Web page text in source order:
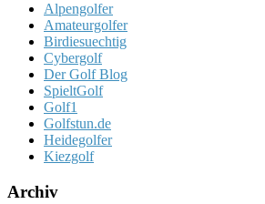
Alpengolfer
Amateurgolfer
Birdiesuechtig
Cybergolf
Der Golf Blog
SpieltGolf
Golf1
Golfstun.de
Heidegolfer
Kiezgolf
Archiv